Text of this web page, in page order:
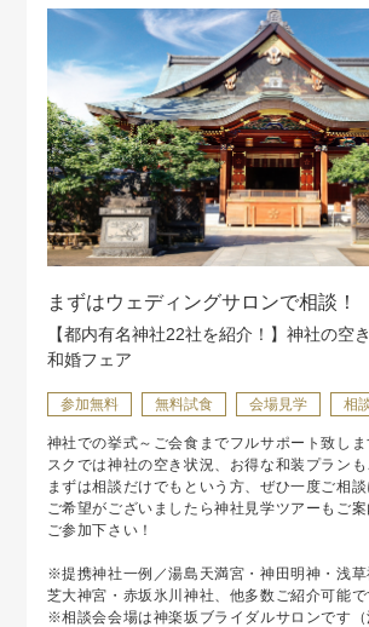
まずはウェディングサロンで相談！
【都内有名神社22社を紹介！】神社の空
和婚フェア
参加無料 無料試食 会場見学 相
神社での挙式～ご会食までフルサポート致し
スクでは神社の空き状況、お得な和装プランも
まずは相談だけでもという方、ぜひ一度ご相談
ご希望がございましたら神社見学ツアーもご
ご参加下さい！
※提携神社一例／湯島天満宮・神田明神・浅草
芝大神宮・赤坂氷川神社、他多数ご紹介可能で
※相談会会場は神楽坂ブライダルサロンです